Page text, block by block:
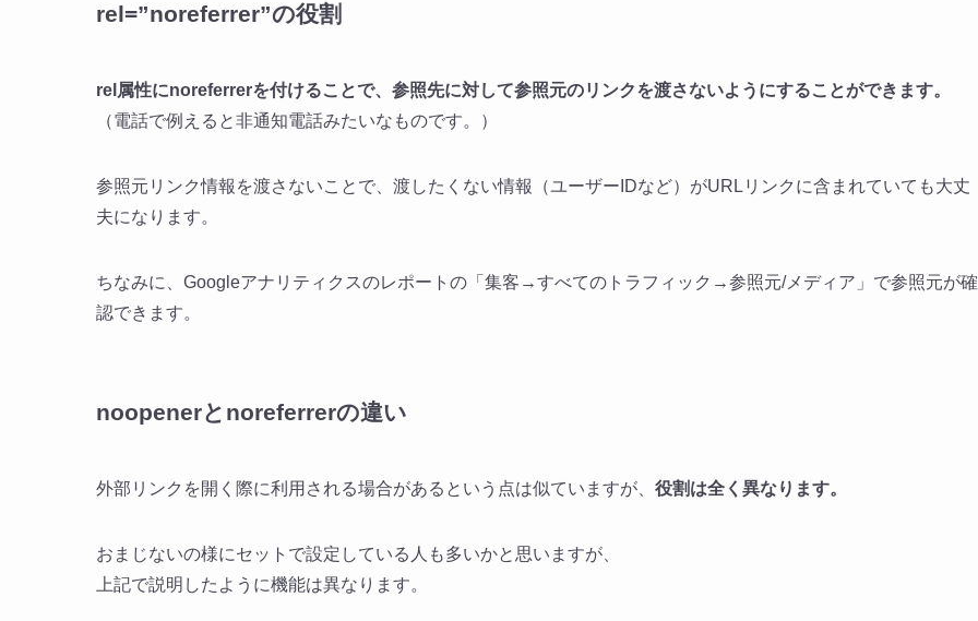
rel=”noreferrer”の役割
rel属性にnoreferrerを付けることで、参照先に対して参照元のリンクを渡さないようにすることができます。
（電話で例えると非通知電話みたいなものです。）
参照元リンク情報を渡さないことで、渡したくない情報（ユーザーIDなど）がURLリンクに含まれていても大丈
夫になります。
ちなみに、Googleアナリティクスのレポートの「集客→すべてのトラフィック→参照元/メディア」で参照元が確
認できます。
noopenerとnoreferrerの違い
外部リンクを開く際に利用される場合があるという点は似ていますが、 役割は全く異なります。
おまじないの様にセットで設定している人も多いかと思いますが、
上記で説明したように機能は異なります。